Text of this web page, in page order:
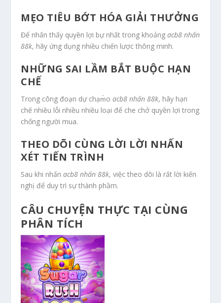
MẸO TIÊU BỚT HÓA GIẢI THƯỞNG
Để nhấn thấy quyền lợi bự nhất trong khoảngacb8 nhấn
88k, hãy ứng dụng nhiều chiến lược thông minh.
NHỮNG SAI LẦM BẮT BUỘC HẠN
CHẾ
Trong công đoạn dự chạm̀oacb8 nhấn 88k, hãy hạn
chế nhiều lỗi nhiều nhiều loại để che chở quyền lợi trong
chống người mua.
THEO DÕI CÙNG LỜI LỜI NHẤN
XÉT TIẾN TRÌNH
Sau khi nhấnacb8 nhấn 88k, việc theo dõi là rất lời kiến
nghị để duy trì sự thành phầm.
CÂU CHUYỆN THỰC TẠI CÙNG
PHÂN TÍCH